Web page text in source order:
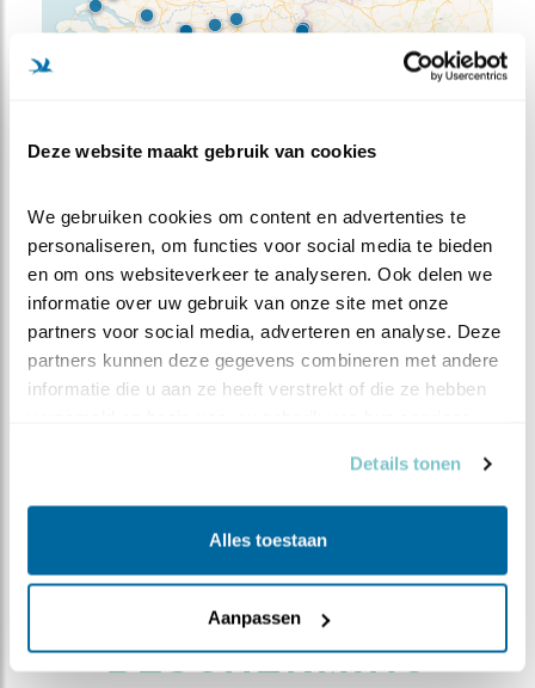
Deze website maakt gebruik van cookies
We gebruiken cookies om content en advertenties te
personaliseren, om functies voor social media te bieden
en om ons websiteverkeer te analyseren. Ook delen we
informatie over uw gebruik van onze site met onze
partners voor social media, adverteren en analyse. Deze
partners kunnen deze gegevens combineren met andere
informatie die u aan ze heeft verstrekt of die ze hebben
Details tonen
Alles toestaan
Aanpassen
In het landelijk gebied op erven. In de winter vaak
te gast op voedertafels.
IN EUROPA
Ringmussen komen in geheel Europa voor, maar
weinig of niet in het uiterste westen (Ierland) en
BESCHERMING